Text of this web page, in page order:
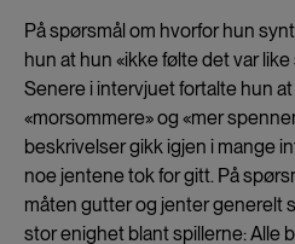
På spørsmål om hvorfor hun
hun at hun «ikke følte det var
Senere i intervjuet fortalte hun
«morsommere» og «mer
beskrivelser gikk igjen i mange
noe jentene tok for gitt. På
måten gutter og jenter generelt
stor enighet blant spillerne: Alle